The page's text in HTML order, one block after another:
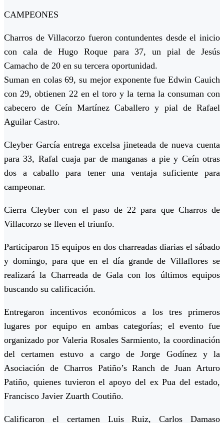
CAMPEONES
Charros de Villacorzo fueron contundentes desde el inicio
con cala de Hugo Roque para 37, un pial de Jesús
Camacho de 20 en su tercera oportunidad.
Suman en colas 69, su mejor exponente fue Edwin Cauich
con 29, obtienen 22 en el toro y la terna la consuman con
cabecero de Ceín Martínez Caballero y pial de Rafael
Aguilar Castro.
Cleyber García entrega excelsa jineteada de nueva cuenta
para 33, Rafal cuaja par de manganas a pie y Ceín otras
dos a caballo para tener una ventaja suficiente para
campeonar.
Cierra Cleyber con el paso de 22 para que Charros de
Villacorzo se lleven el triunfo.
Participaron 15 equipos en dos charreadas diarias el sábado
y domingo, para que en el día grande de Villaflores se
realizará la Charreada de Gala con los últimos equipos
buscando su calificación.
Entregaron incentivos económicos a los tres primeros
lugares por equipo en ambas categorías; el evento fue
organizado por Valeria Rosales Sarmiento, la coordinación
del certamen estuvo a cargo de Jorge Godínez y la
Asociación de Charros Patiño’s Ranch de Juan Arturo
Patiño, quienes tuvieron el apoyo del ex Pua del estado,
Francisco Javier Zuarth Coutiño.
Calificaron el certamen Luis Ruiz, Carlos Damaso